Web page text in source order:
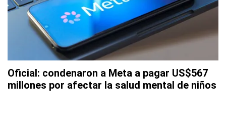
Oficial: condenaron a Meta a pagar US$567
millones por afectar la salud mental de niños